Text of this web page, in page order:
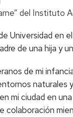
del Instituto
en
de una hija y
de mi
naturales
mi ciudad en